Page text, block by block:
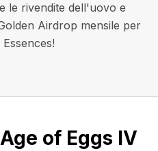
le rivendite dell'uovo e
Airdrop mensile per
of Eggs IV